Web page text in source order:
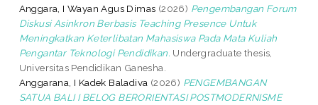
Anggara, I Wayan Agus Dimas (2026) Pengembangan Forum
Diskusi Asinkron Berbasis Teaching Presence Untuk
Meningkatkan Keterlibatan Mahasiswa Pada Mata Kuliah
Pengantar Teknologi Pendidikan. Undergraduate thesis,
Universitas Pendidikan Ganesha.
Anggarana, I Kadek Baladiva (2026) PENGEMBANGAN
SATUA BALI I BELOG BERORIENTASI POSTMODERNISME